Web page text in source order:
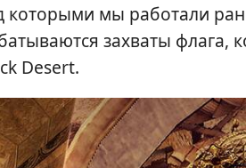
мы работали
захваты флага,
Desert.